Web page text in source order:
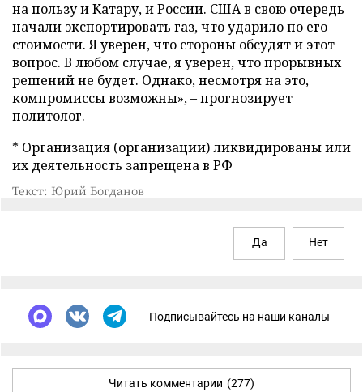
на пользу и Катару, и России. США в свою очередь
начали экспортировать газ, что ударило по его
стоимости. Я уверен, что стороны обсудят и этот
вопрос. В любом случае, я уверен, что прорывных
решений не будет. Однако, несмотря на это,
компромиссы возможны», – прогнозирует
политолог.
* Организация (организации) ликвидированы или
их деятельность запрещена в РФ
Текст: Юрий Богданов
Да Нет
Подписывайтесь на наши каналы
Читать комментарии (277)